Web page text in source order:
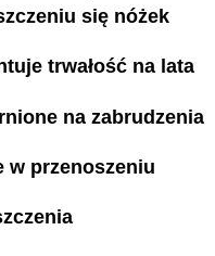
się nóżek
trwałość na lata
na zabrudzenia
przenoszeniu